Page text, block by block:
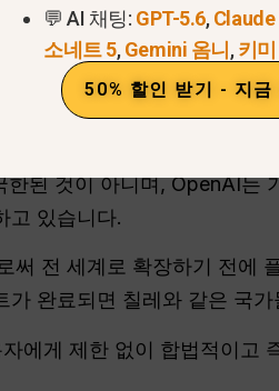
용할 수 있습니다.오늘날의
직 출시되지 않
된 것이 아니며, OpenAI는
고 있습니다.
써 전 세계로 확장하기 전에
완료되면 칠레와 같은 국
에게 제한 없이 합법적이고
💬 AI 채팅: GPT-5.6,Claude
소네트 5,Gemini 옴니,키
50% 할인 받기 - 지금